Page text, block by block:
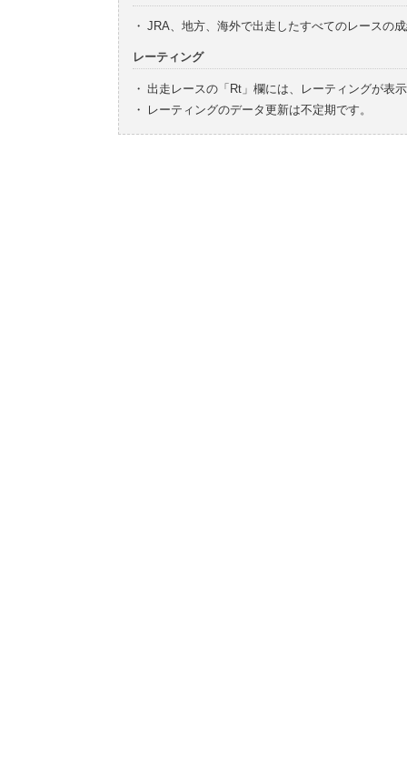
・ JRA、地方、海外で出走したすべてのレースの
レーティング
・ 出走レースの「Rt」欄には、レーティングが表
・
レーティングのデータ更新は不定期です。